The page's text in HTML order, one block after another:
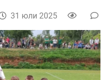
31 юли 2025